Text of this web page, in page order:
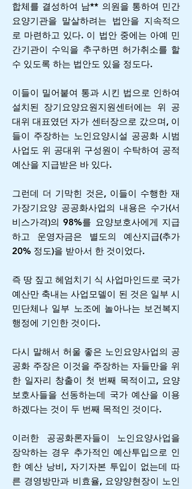
합체를 결성하여 남** 의원을 통하여 민간
요양기관을 말살하려는 법안을 지속적으
로 마련하고 있다. 이 법안 중에는 아예 민
간기관이 수익을 추구하면 허가취소를 할
수 있도록 하는 법안도 있을 정도다.
이들이 밀어붙여 통과 시킨 법으로 인하여
설치된 장기요양요원지원센터에는 위 공
대위 대표였던 자가 센터장으로 갔으며, 이
들이 주장하는 노인요양시설 공공화 시범
사업도 위 공대위 구성원이 수탁하여 공적
예산을 지급받은 바 있다.
그런데 더 기막힌 것은, 이들이 수행한 재
가장기요양 공공화사업의 내용은 수가(서
비스가격)의 98%를 요양보호사에게 지급
하고 운영자금은 별도의 예산지급(추가
20% 정도)을 받아서 한 것이었다.
즉 땅 짚고 헤엄치기 식 사업마인드로 국가
예산만 축내는 사업모델이 된 것은 일부 시
민단체나 일부 노조에 놀아나는 보건복지
행정에 기인한 것이다.
다시 말해서 허울 좋은 노인요양사업의 공
공화 주장은 이것을 주장하는 자들만을 위
한 일자리 창출이 첫 번째 목적이고, 요양
보호사들을 선동하는데 국가 예산을 이용
하겠다는 것이 두 번째 목적인 것이다.
이러한 공공화론자들이 노인요양사업을
장악하는 경우 추가적인 예산투입으로 인
한 예산 낭비, 자기자본 투입이 없는데 따
른 경영방만과 비효율, 요양양현장이 노인